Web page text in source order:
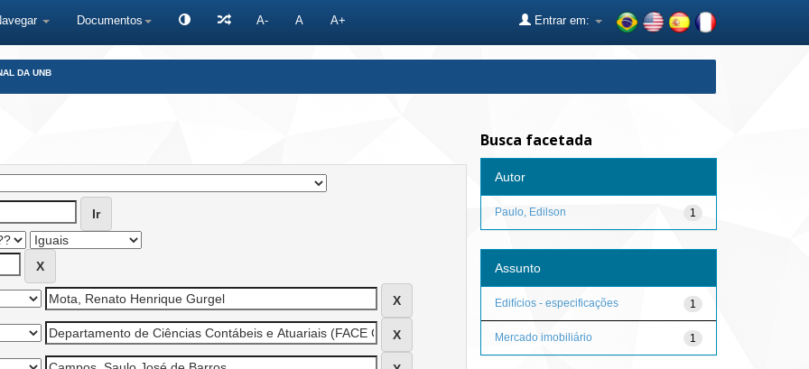
Documentos A- A A+ Entrar em:
DA UNB
Busca facetada
Autor
1
Paulo, Edilson
Assunto
1
Edifícios - especificações
1
Mercado imobiliário